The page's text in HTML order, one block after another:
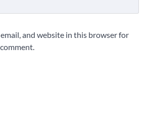
email, and website in this browser for